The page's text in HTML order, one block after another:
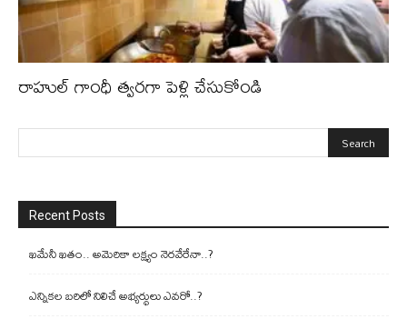
రాహుల్ గాంధీ త్వరగా పెళ్లి చేసుకోండి
Recent Posts
ఖమేనీ ఖతం.. అమెరికా లక్ష్యం నెరవేరేనా..?
ఎన్నికల బరిలో నిలిచే అభ్యర్థులు ఎవరో..?